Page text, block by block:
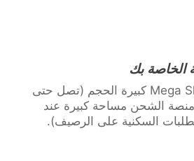
أنظمة كرة السلة Mega Slam كبيرة الحجم (تصل حتى
منصة الشحن مساحة كبيرة عند
السكنية على الرصيف).